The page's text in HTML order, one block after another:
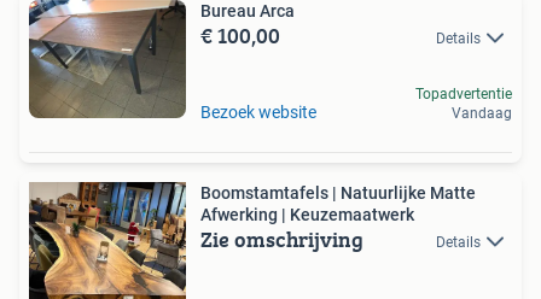
Bureau Arca
€ 100,00 Details
Bezoek website
Topadvertentie
Vandaag
Boomstamtafels | Natuurlijke Matte
Afwerking | Keuzemaatwerk
Zie omschrijving Details